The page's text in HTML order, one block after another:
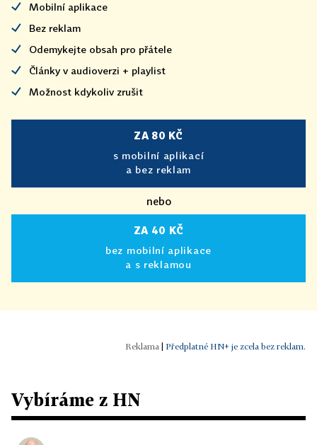
Mobilní aplikace
Bez reklam
Odemykejte obsah pro přátele
Články v audioverzi + playlist
Možnost kdykoliv zrušit
ZA 80 KČ
s mobilní aplikací
a bez reklam
nebo
ZA 40 KČ
bez mobilní aplikace
a s reklamou
Předplatné HN+ je zcela bez reklam.
Vybíráme z HN